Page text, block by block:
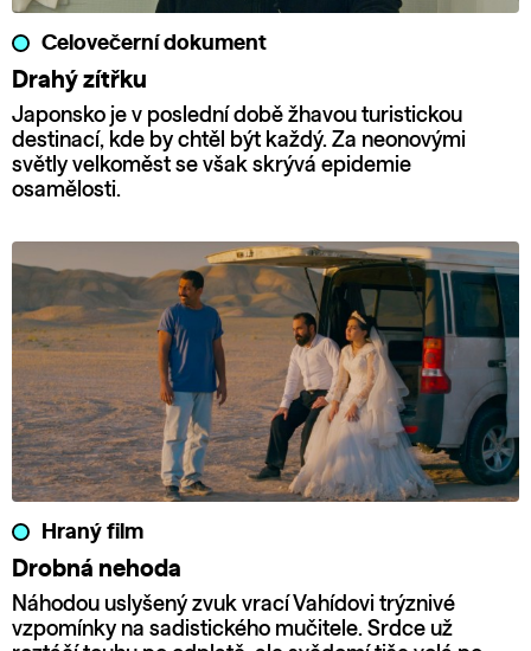
Celovečerní dokument
Drahý zítřku
Japonsko je v poslední době žhavou turistickou
destinací, kde by chtěl být každý. Za neonovými
světly velkoměst se však skrývá epidemie
osamělosti.
Hraný film
Drobná nehoda
Náhodou uslyšený zvuk vrací Vahídovi trýznivé
vzpomínky na sadistického mučitele. Srdce už